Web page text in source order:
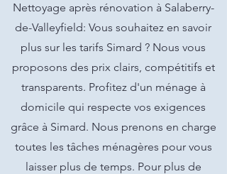
Nettoyage après rénovation à Salaberry-
de-Valleyfield: Vous souhaitez en savoir
plus sur les tarifs Simard ? Nous vous
proposons des prix clairs, compétitifs et
transparents. Profitez d'un ménage à
domicile qui respecte vos exigences
grâce à Simard. Nous prenons en charge
toutes les tâches ménagères pour vous
laisser plus de temps. Pour plus de